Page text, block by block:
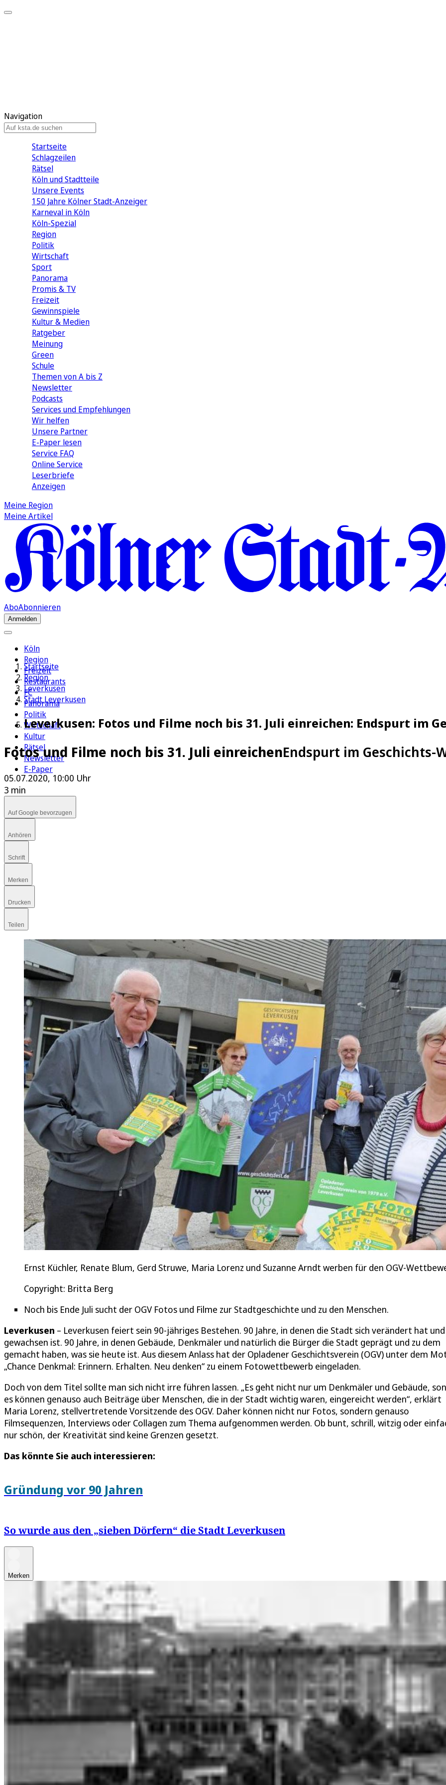
Navigation
Startseite
Schlagzeilen
Rätsel
Köln und Stadtteile
Unsere Events
150 Jahre Kölner Stadt-Anzeiger
Karneval in Köln
Köln-Spezial
Region
Politik
Wirtschaft
Sport
Panorama
Promis & TV
Freizeit
Gewinnspiele
Kultur & Medien
Ratgeber
Meinung
Green
Schule
Themen von A bis Z
Newsletter
Podcasts
Services und Empfehlungen
Wir helfen
Unsere Partner
E-Paper lesen
Service FAQ
Online Service
Leserbriefe
Anzeigen
Meine Region
Meine Artikel
AboAbonnieren
Anmelden
Köln
Region
Freizeit
Restaurants
FC
Panorama
Politik
Wirtschaft
Kultur
Rätsel
Newsletter
E-Paper
Startseite
Region
Leverkusen
Stadt Leverkusen
Leverkusen: Fotos und Filme noch bis 31. Juli einreichen: Endspurt im
Fotos und Filme noch bis 31. Juli einreichenEndspurt im Geschichts-
05.07.2020, 10:00 Uhr
3 min
Auf Google bevorzugen
Anhören
Schrift
Merken
Drucken
Teilen
Ernst Küchler, Renate Blum, Gerd Struwe, Maria Lorenz und Suzanne Arndt werben für den OGV-
Copyright: Britta Berg
Noch bis Ende Juli sucht der OGV Fotos und Filme zur Stadtgeschichte und zu den Menschen.
Leverkusen – Leverkusen feiert sein 90-jähriges Bestehen. 90 Jahre, in denen die Stadt sich verändert hat und
gewachsen ist. 90 Jahre, in denen Gebäude, Denkmäler und natürlich die Bürger die Stadt geprägt und zu dem
gemacht haben, was sie heute ist. Aus diesem Anlass hat der Opladener Geschichtsverein (OGV) unter dem
„Chance Denkmal: Erinnern. Erhalten. Neu denken“ zu einem Fotowettbewerb eingeladen.
Doch von dem Titel sollte man sich nicht irre führen lassen. „Es geht nicht nur um Denkmäler und Gebäude,
es können genauso auch Beiträge über Menschen, die in der Stadt wichtig waren, eingereicht werden“, erklärt
Maria Lorenz, stellvertretende Vorsitzende des OGV. Daher können nicht nur Fotos, sondern genauso
Filmsequenzen, Interviews oder Collagen zum Thema aufgenommen werden. Ob bunt, schrill, witzig oder
nur schön, der Kreativität sind keine Grenzen gesetzt.
Das könnte Sie auch interessieren:
Gründung vor 90 Jahren
So wurde aus den „sieben Dörfern“ die Stadt Leverkusen
Merken